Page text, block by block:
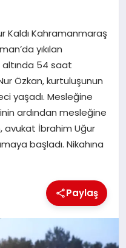
Kaldı Kahramanmaraş
yıkılan
altında 54 saat
Özkan, kurtuluşunun
yaşadı. Mesleğine
ardından mesleğine
avukat İbrahim Uğur
başladı. Nikahına
Paylaş